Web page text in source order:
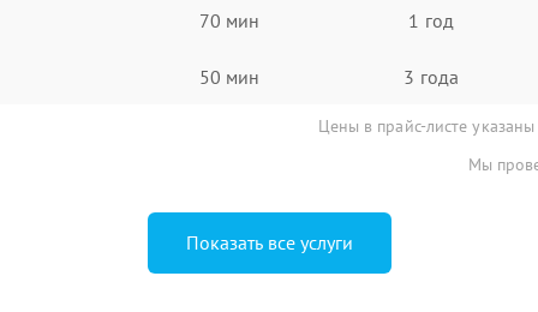
70 мин 1 год
50 мин 3 года
Цены в прайс-листе
Мы
Показать все услуги